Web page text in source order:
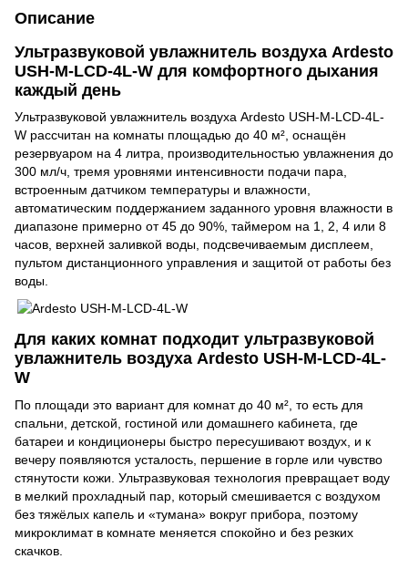
Описание
Ультразвуковой увлажнитель воздуха Ardesto
USH-M-LCD-4L-W для комфортного дыхания
каждый день
Ультразвуковой увлажнитель воздуха Ardesto USH-M-LCD-4L-
W рассчитан на комнаты площадью до 40 м², оснащён
резервуаром на 4 литра, производительностью увлажнения до
300 мл/ч, тремя уровнями интенсивности подачи пара,
встроенным датчиком температуры и влажности,
автоматическим поддержанием заданного уровня влажности в
диапазоне примерно от 45 до 90%, таймером на 1, 2, 4 или 8
часов, верхней заливкой воды, подсвечиваемым дисплеем,
пультом дистанционного управления и защитой от работы без
воды.
Для каких комнат подходит ультразвуковой
увлажнитель воздуха Ardesto USH-M-LCD-4L-
W
По площади это вариант для комнат до 40 м², то есть для
спальни, детской, гостиной или домашнего кабинета, где
батареи и кондиционеры быстро пересушивают воздух, и к
вечеру появляются усталость, першение в горле или чувство
стянутости кожи. Ультразвуковая технология превращает воду
в мелкий прохладный пар, который смешивается с воздухом
без тяжёлых капель и «тумана» вокруг прибора, поэтому
микроклимат в комнате меняется спокойно и без резких
скачков.